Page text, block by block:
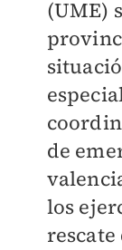
(UME)
de
los